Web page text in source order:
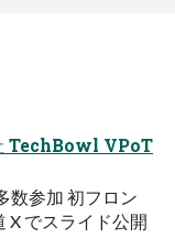
TechBowl VPoT
数参加 初フロン
X でスライド公開